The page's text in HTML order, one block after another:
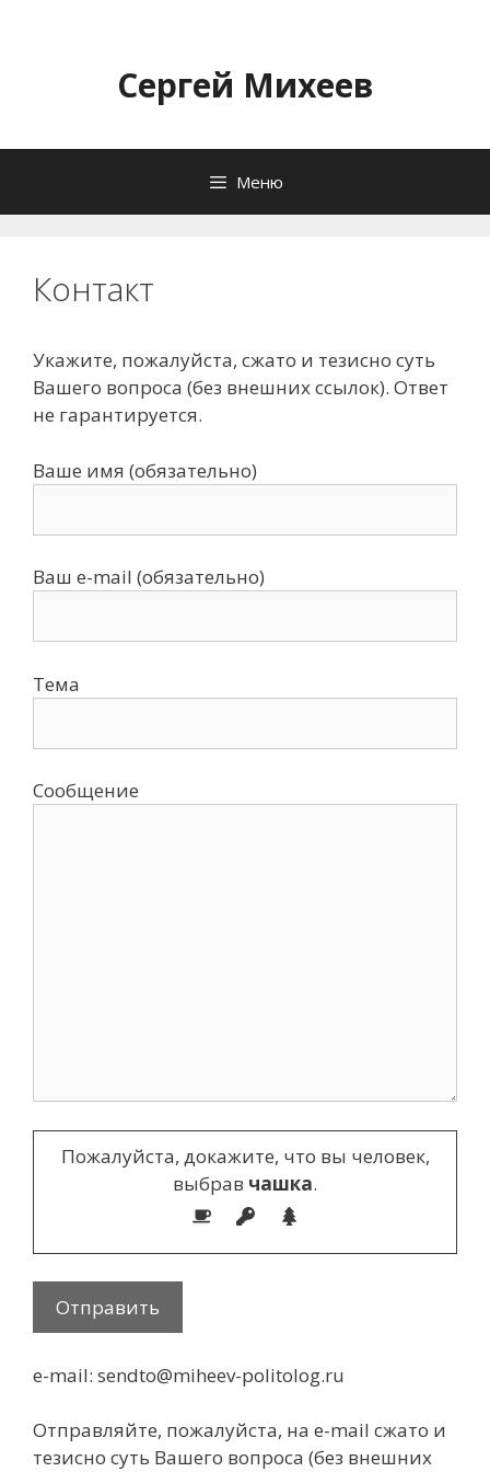
содержимомуСергей Михеев
Меню
Контакт
Укажите, пожалуйста, сжато и тезисно суть
Вашего вопроса (без внешних ссылок). Ответ
не гарантируется.
Ваше имя (обязательно)
Ваш e-mail (обязательно)
Тема
Сообщение
Пожалуйста, докажите, что вы человек,
выбрав чашка.
e-mail: sendto@miheev-politolog.ru
Отправляйте, пожалуйста, на e-mail сжато и
тезисно суть Вашего вопроса (без внешних